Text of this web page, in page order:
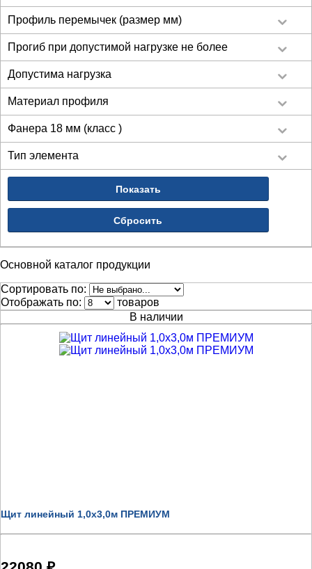
ФИЛЬТР ТОВАРОВ
Профиль перемычек (размер мм)
Прогиб при допустимой нагрузке не более
Допустима нагрузка
Материал профиля
Фанера 18 мм (класс )
Тип элемента
Основной каталог продукции
Сортировать по:
Отображать по:
товаров
В наличии
Щит линейный 1,0х3,0м ПРЕМИУМ